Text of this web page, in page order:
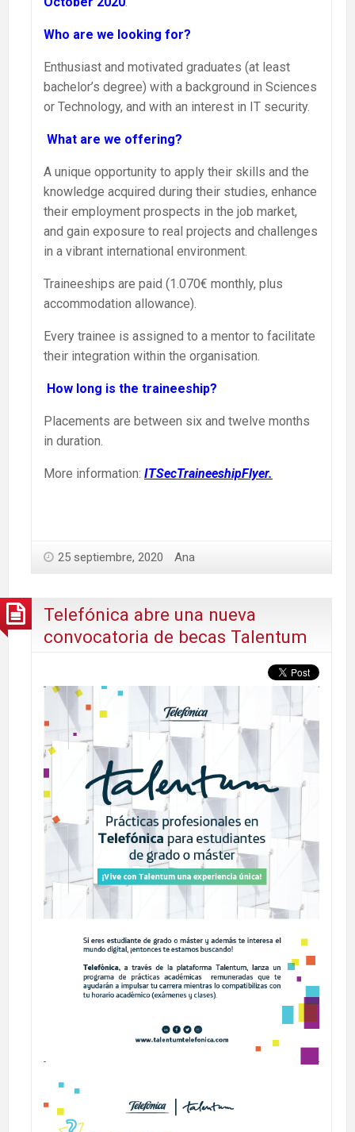
Who are we looking for?
Enthusiast and motivated graduates (at least
bachelor’s degree) with a background in Sciences
or Technology, and with an interest in IT security.
What are we offering?
A unique opportunity to apply their skills and the
knowledge acquired during their studies, enhance
their employment prospects in the job market,
and gain exposure to real projects and challenges
in a vibrant international environment.
Traineeships are paid (1.070€ monthly, plus
accommodation allowance).
Every trainee is assigned to a mentor to facilitate
their integration within the organisation.
How long is the traineeship?
Placements are between six and twelve months
in duration.
More information: ITSecTraineeshipFlyer.
25 septiembre, 2020 Ana
Telefónica abre una nueva
convocatoria de becas Talentum